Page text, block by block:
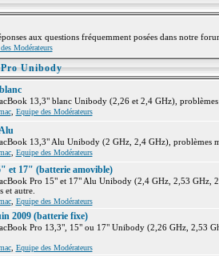
aux questions fréquemment posées dans notre
Modérateurs
Unibody
13,3" blanc Unibody (2,26 et 2,4 GHz),
, Equipe des Modérateurs
13,3" Alu Unibody (2 GHz, 2,4 GHz), problèmes
, Equipe des Modérateurs
et 17" (batterie amovible)
Pro 15" et 17" Alu Unibody (2,4 GHz, 2,53 GHz,
et autre.
, Equipe des Modérateurs
2009 (batterie fixe)
Pro 13,3", 15" ou 17" Unibody (2,26 GHz, 2,53
, Equipe des Modérateurs